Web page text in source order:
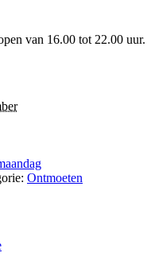
van 16.00 tot 22.00 uur.
Ontmoeten